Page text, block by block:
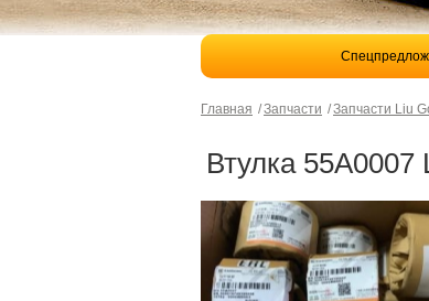
Главная Запчасти Запчасти Liu
Втулка 55А0007